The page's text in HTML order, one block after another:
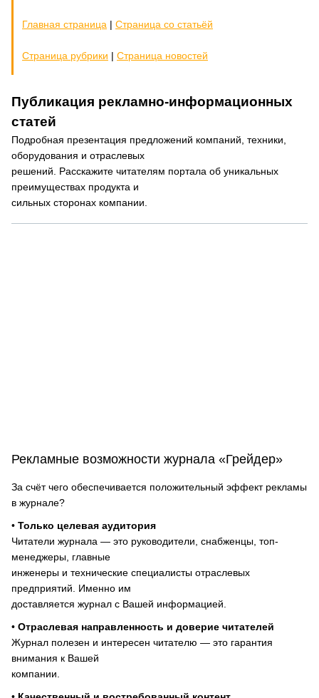
Главная страница | Страница со статьёй
Страница рубрики | Страница новостей
Публикация рекламно-информационных
статей
Подробная презентация предложений компаний, техники,
оборудования и отраслевых
решений. Расскажите читателям портала об уникальных
преимуществах продукта и
сильных сторонах компании.
Рекламные возможности журнала «Грейдер»
За счёт чего обеспечивается положительный эффект рекламы
в журнале?
• Только целевая аудитория
Читатели журнала — это руководители, снабженцы, топ-
менеджеры, главные
инженеры и технические специалисты отраслевых
предприятий. Именно им
доставляется журнал с Вашей информацией.
• Отраслевая направленность и доверие читателей
Журнал полезен и интересен читателю — это гарантия
внимания к Вашей
компании.